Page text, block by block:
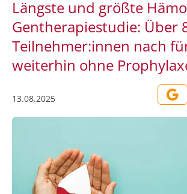
Längste und größte
Gentherapiestudie: Über
Teilnehmer:innen nach
weiterhin ohne
13.08.2025